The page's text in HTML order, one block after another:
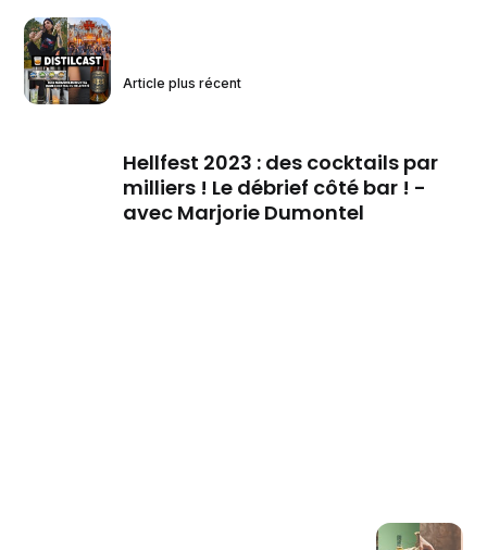
Article plus récent
Hellfest 2023 : des cocktails par
milliers ! Le débrief côté bar ! -
avec Marjorie Dumontel